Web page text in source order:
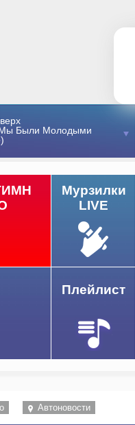
Мы Были Молодыми
Мурзилки
LIVE
Плейлист
Автоновости